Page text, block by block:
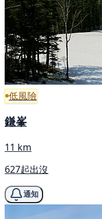
低風險
鎌峯
11 km
627起出沒
通知